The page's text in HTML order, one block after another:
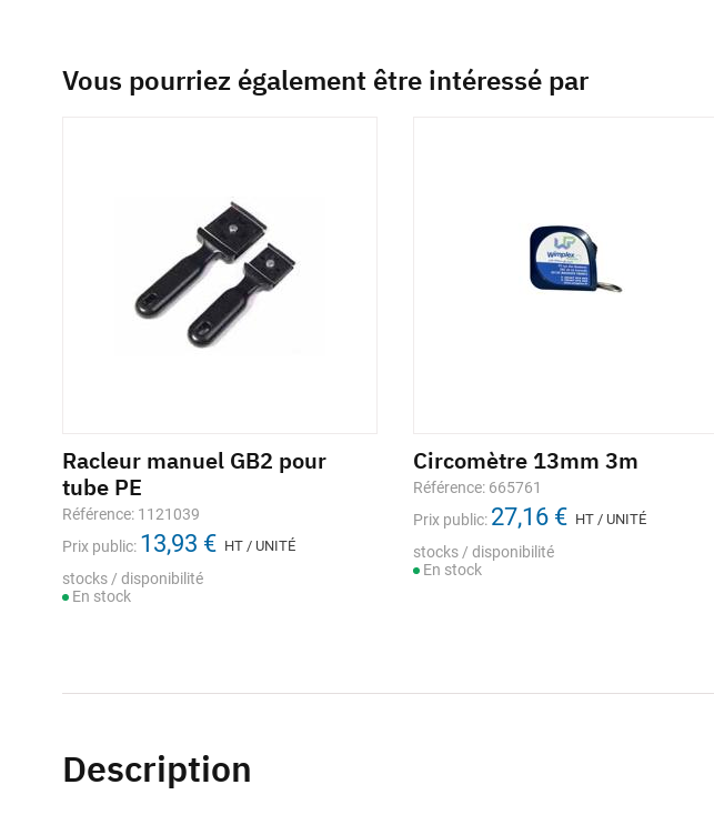
Vous pourriez également être intéressé par
Racleur manuel GB2 pour
tube PE
Référence: 1121039
Prix public: 13,93 € HT / UNITÉ
stocks / disponibilité
En stock
Circomètre 13mm 3m
Référence: 665761
Prix public: 27,16 € HT / UNITÉ
stocks / disponibilité
En stock
Description